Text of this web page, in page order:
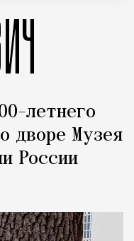
летнего
дворе Музея
России